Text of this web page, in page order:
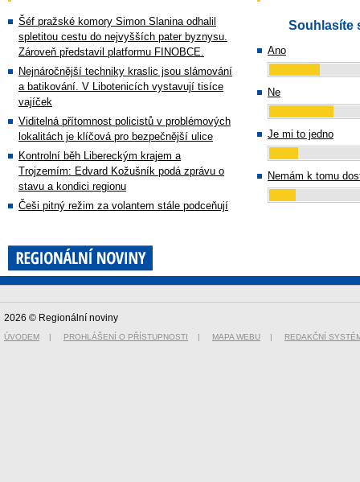
Šéf pražské komory Simon Slanina odhalil
spletitou cestu do nejvyšších pater byznysu.
Zároveň představil platformu FINOBCE.
Nejnáročnější techniky kraslic jsou slámování
a batikování. V Libotenicích vystavují tisíce
vajíček
Viditelná přítomnost policistů v problémových
lokalitách je klíčová pro bezpečnější ulice
Kontrolní běh Libereckým krajem a
Trojzemím: Edvard Kožušník podá zprávu o
stavu a kondici regionu
Češi pitný režim za volantem stále podceňují
Souhlasíte
Ano
Ne
Je mi to jedno
Nemám k tomu
2026 © Regionální noviny
ÚVODEM | PROHLÁŠENÍ O PŘÍSTUPNOSTI | MAPA WEBU | REDAKČNÍ